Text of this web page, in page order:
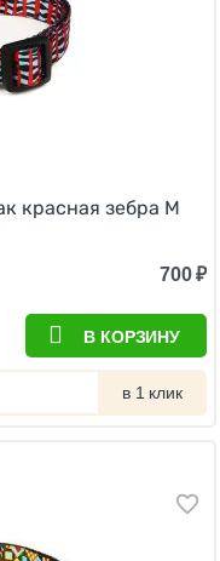
красная зебра M
700₽
В КОРЗИНУ
в 1 клик